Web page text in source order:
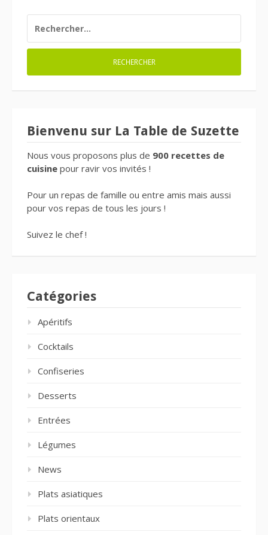
Bienvenu sur La Table de Suzette
Nous vous proposons plus de 900 recettes de
cuisine pour ravir vos invités !
Pour un repas de famille ou entre amis mais aussi
pour vos repas de tous les jours !
Suivez le chef !
Catégories
Apéritifs
Cocktails
Confiseries
Desserts
Entrées
Légumes
News
Plats asiatiques
Plats orientaux